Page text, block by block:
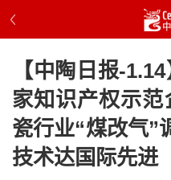
【中陶日报-
家知识产权示
瓷行业“煤改气”
技术达国际先进